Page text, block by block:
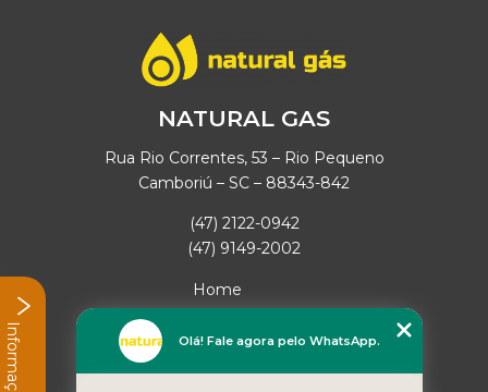
NATURAL GAS
Rua Rio Correntes, 53 – Rio Pequeno
Camboriú – SC – 88343-842
(47) 2122-0942
(47) 9149-2002
Home
Empresa
Missão
Olá! Fale agora pelo WhatsApp.
Informações